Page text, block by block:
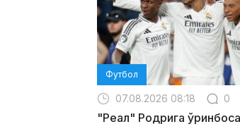
Футбол
07.08.2026 08:18 0
"Реал" Родрига